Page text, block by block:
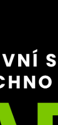
výher,
stránkách
čísla.